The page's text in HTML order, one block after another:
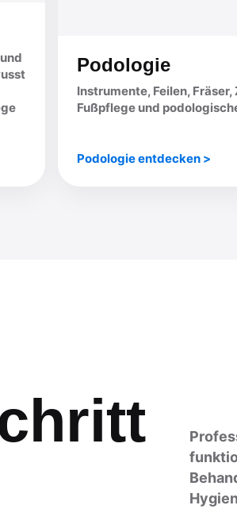
Podologie
Instrumente, Feilen,
Fußpflege und
Podologie entdecken